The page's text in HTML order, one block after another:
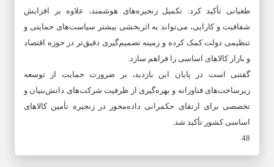
طغیانی تأکید کرد: تکمیل زنجیره‌های هوشمند، علاوه بر افزایش
شفافیت و کارایی، می‌تواند به اثربخشی بیشتر سیاست‌های حمایتی و
تنظیمی دولت کمک کرده و زمینه تصمیم‌گیری دقیق‌تر در حوزه اقتصاد
و بازار کالاهای اساسی را فراهم سازد.
گفتنی است در پایان این بازدید، بر ضرورت حمایت از توسعه
زیرساخت‌های فناورانه و بهره‌گیری از ظرفیت شرکت‌های دانش‌بنیان و
تخصصی برای ارتقای حکمرانی داده‌محور در زنجیره تأمین کالاهای
اساسی کشور تأکید شد.
48